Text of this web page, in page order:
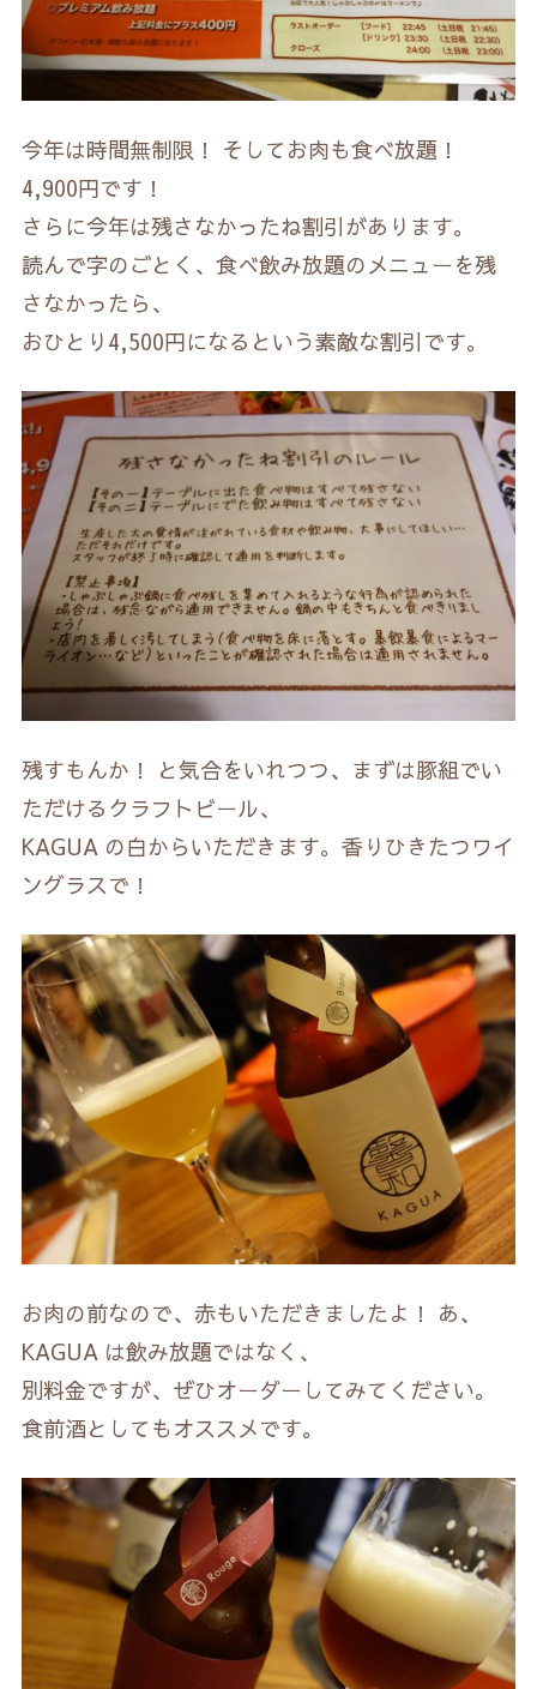
今年は時間無制限！ そしてお肉も食べ放題！
4,900円です！
さらに今年は残さなかったね割引があります。
読んで字のごとく、食べ飲み放題のメニューを残
さなかったら、
おひとり4,500円になるという素敵な割引です。
残すもんか！ と気合をいれつつ、まずは豚組でい
ただけるクラフトビール、
KAGUA の白からいただきます。香りひきたつワイ
ングラスで！
お肉の前なので、赤もいただきましたよ！ あ、
KAGUA は飲み放題ではなく、
別料金ですが、ぜひオーダーしてみてください。
食前酒としてもオススメです。